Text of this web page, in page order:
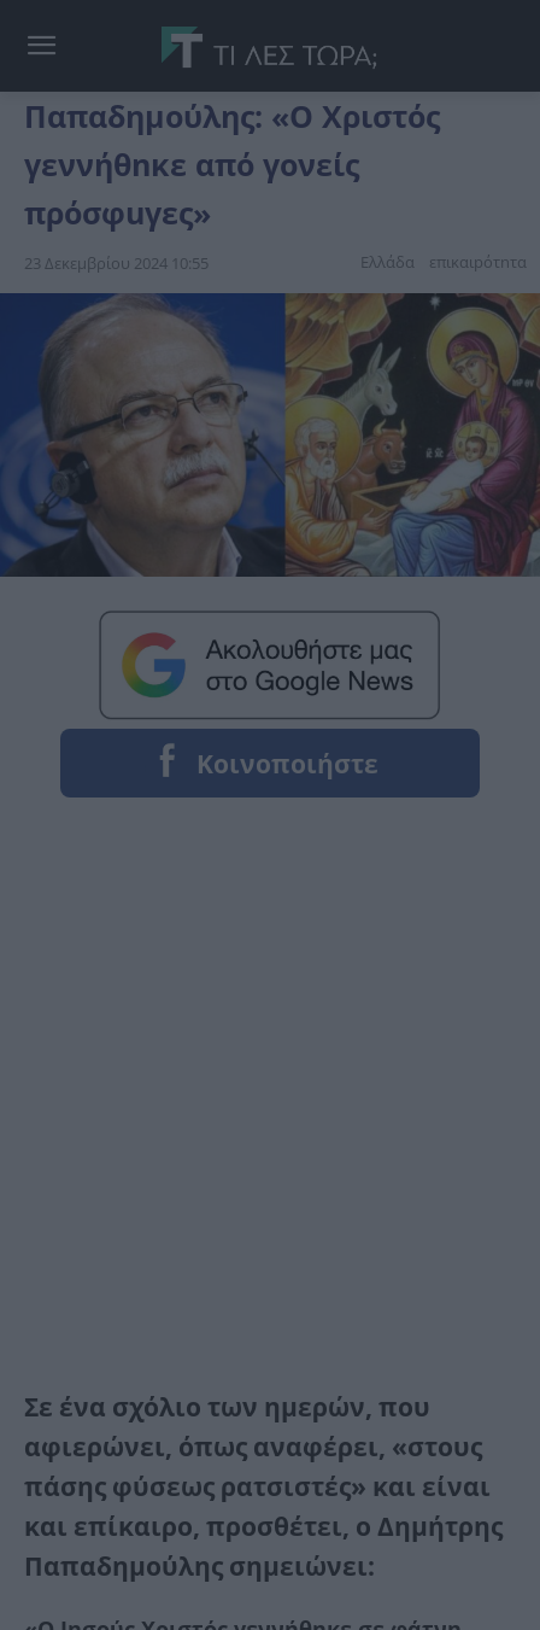
Παπαδημούλης: «Ο Χριστός
γεννήθnκε από γονείς
πρόσφuγες»
23 Δεκεμβρίου 2024 10:55 Ελλάδα επικαιpότnτα
Σε ένα σχόλιο των ημερών, που
αφιερώνει, όπως αναφέρει, «στους
πάσης φύσεως ρατσιστές» και είναι
και επίκαιρο, προσθέτει, ο Δημήτρης
Παπαδημούλης σημειώνει: